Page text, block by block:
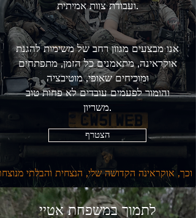
ועבודת צוות אמיתית.
אנו מבצעים מגוון רחב של משימות להגנת
אוקראינה, מתאמנים כל הזמן, מתפתחים
ומוכיחים שאופי, מוטיבציה
והומור לפעמים עובדים לא פחות טוב
משריון.
הצטרף
לתמוך במשפחת אטיי